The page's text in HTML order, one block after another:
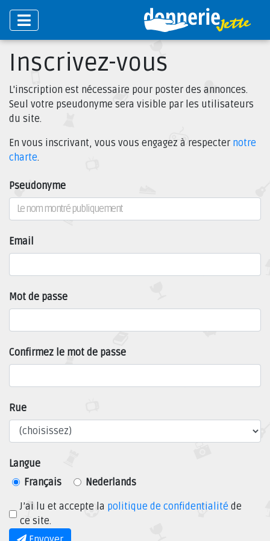
Inscrivez-vous
L'inscription est nécessaire pour poster des annonces.
Seul votre pseudonyme sera visible par les utilisateurs
du site.
En vous inscrivant, vous vous engagez à respecter notre
charte.
Pseudonyme
Email
Mot de passe
Confirmez le mot de passe
Rue
Langue
Français
Nederlands
J’ai lu et accepte la politique de confidentialité de
ce site.